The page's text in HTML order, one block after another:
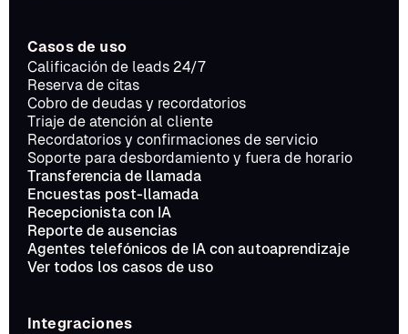
Casos de uso
Calificación de leads 24/7
Reserva de citas
Cobro de deudas y recordatorios
Triaje de atención al cliente
Recordatorios y confirmaciones de servicio
Soporte para desbordamiento y fuera de horario
Transferencia de llamada
Encuestas post-llamada
Recepcionista con IA
Reporte de ausencias
Agentes telefónicos de IA con autoaprendizaje
Ver todos los casos de uso
Integraciones